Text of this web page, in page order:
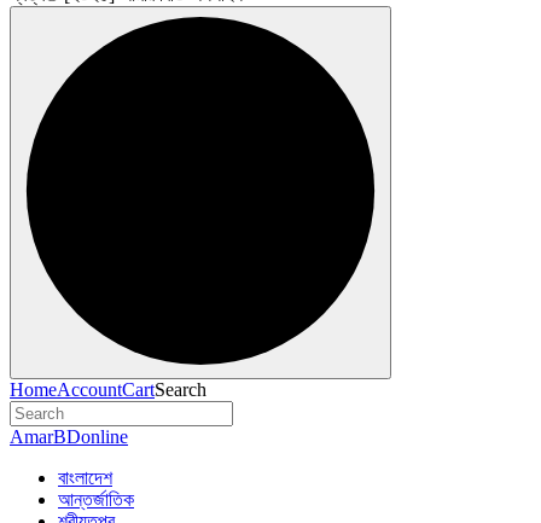
HomeAccountCartSearch
AmarBDonline
বাংলাদেশ
আন্তর্জাতিক